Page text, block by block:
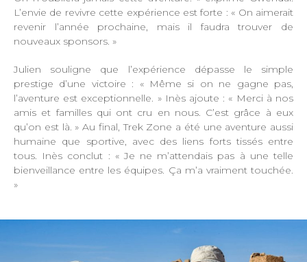
L’envie de revivre cette expérience est forte : « On aimerait
revenir l’année prochaine, mais il faudra trouver de
nouveaux sponsors. »
Julien souligne que l’expérience dépasse le simple
prestige d’une victoire : « Même si on ne gagne pas,
l’aventure est exceptionnelle. » Inès ajoute : « Merci à nos
amis et familles qui ont cru en nous. C’est grâce à eux
qu’on est là. » Au final, Trek Zone a été une aventure aussi
humaine que sportive, avec des liens forts tissés entre
tous. Inès conclut : « Je ne m’attendais pas à une telle
bienveillance entre les équipes. Ça m’a vraiment touchée.
»